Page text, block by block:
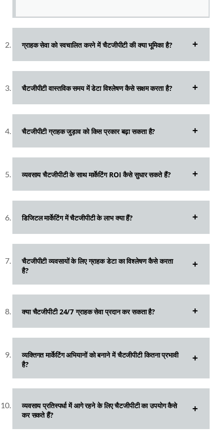
ग्राहक सेवा को स्वचालित करने में चैटजीपीटी की क्या भूमिका है?
चैटजीपीटी वास्तविक समय में डेटा विश्लेषण कैसे सक्षम करता है?
चैटजीपीटी ग्राहक जुड़ाव को किस प्रकार बढ़ा सकता है?
व्यवसाय चैटजीपीटी के साथ मार्केटिंग ROI कैसे सुधार सकते हैं?
डिजिटल मार्केटिंग में चैटजीपीटी के लाभ क्या हैं?
चैटजीपीटी व्यवसायों के लिए ग्राहक डेटा का विश्लेषण कैसे करता
है?
क्या चैटजीपीटी 24/7 ग्राहक सेवा प्रदान कर सकता है?
व्यक्तिगत मार्केटिंग अभियानों को बनाने में चैटजीपीटी कितना प्रभावी
है?
व्यवसाय प्रतिस्पर्धा में आगे रहने के लिए चैटजीपीटी का उपयोग कैसे
कर सकते हैं?